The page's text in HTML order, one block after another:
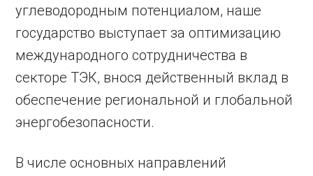
углеводородным потенциалом, наше
государство выступает за оптимизацию
международного сотрудничества в
секторе ТЭК, внося действенный вклад в
обеспечение регио­нальной и глобальной
энергобезопасности.
В числе основных направлений